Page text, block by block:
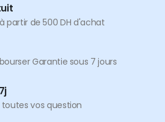
partir de 500 DH d'achat
Garantie sous 7 jours
vos question